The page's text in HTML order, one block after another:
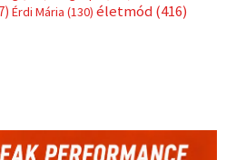
Érdi Mária (130) életmód(416)